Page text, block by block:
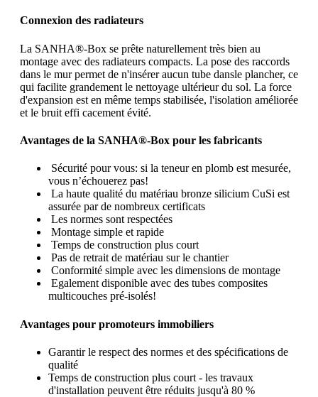
Connexion des radiateurs
La SANHA®-Box se prête naturellement très bien au
montage avec des radiateurs compacts. La pose des raccords
dans le mur permet de n'insérer aucun tube dansle plancher, ce
qui facilite grandement le nettoyage ultérieur du sol. La force
d'expansion est en même temps stabilisée, l'isolation améliorée
et le bruit effi cacement évité.
Avantages de la SANHA®-Box pour les fabricants
Sécurité pour vous: si la teneur en plomb est mesurée,
vous n’échouerez pas!
La haute qualité du matériau bronze silicium CuSi est
assurée par de nombreux certificats
Les normes sont respectées
Montage simple et rapide
Temps de construction plus court
Pas de retrait de matériau sur le chantier
Conformité simple avec les dimensions de montage
Egalement disponible avec des tubes composites
multicouches pré-isolés!
Avantages pour promoteurs immobiliers
Garantir le respect des normes et des spécifications de
qualité
Temps de construction plus court - les travaux
d'installation peuvent être réduits jusqu'à 80 %